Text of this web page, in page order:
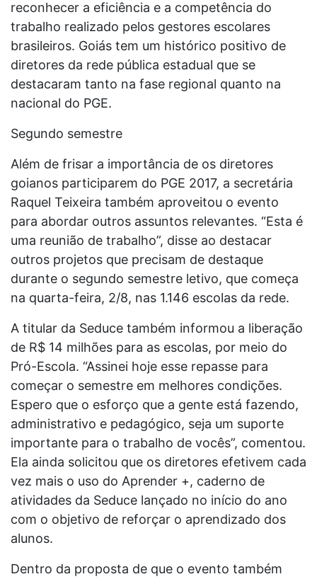
reconhecer a eficiência e a competência do
trabalho realizado pelos gestores escolares
brasileiros. Goiás tem um histórico positivo de
diretores da rede pública estadual que se
destacaram tanto na fase regional quanto na
nacional do PGE.
Segundo semestre
Além de frisar a importância de os diretores
goianos participarem do PGE 2017, a secretária
Raquel Teixeira também aproveitou o evento
para abordar outros assuntos relevantes. “Esta é
uma reunião de trabalho”, disse ao destacar
outros projetos que precisam de destaque
durante o segundo semestre letivo, que começa
na quarta-feira, 2/8, nas 1.146 escolas da rede.
A titular da Seduce também informou a liberação
de R$ 14 milhões para as escolas, por meio do
Pró-Escola. “Assinei hoje esse repasse para
começar o semestre em melhores condições.
Espero que o esforço que a gente está fazendo,
administrativo e pedagógico, seja um suporte
importante para o trabalho de vocês”, comentou.
Ela ainda solicitou que os diretores efetivem cada
vez mais o uso do Aprender +, caderno de
atividades da Seduce lançado no início do ano
com o objetivo de reforçar o aprendizado dos
alunos.
Dentro da proposta de que o evento também